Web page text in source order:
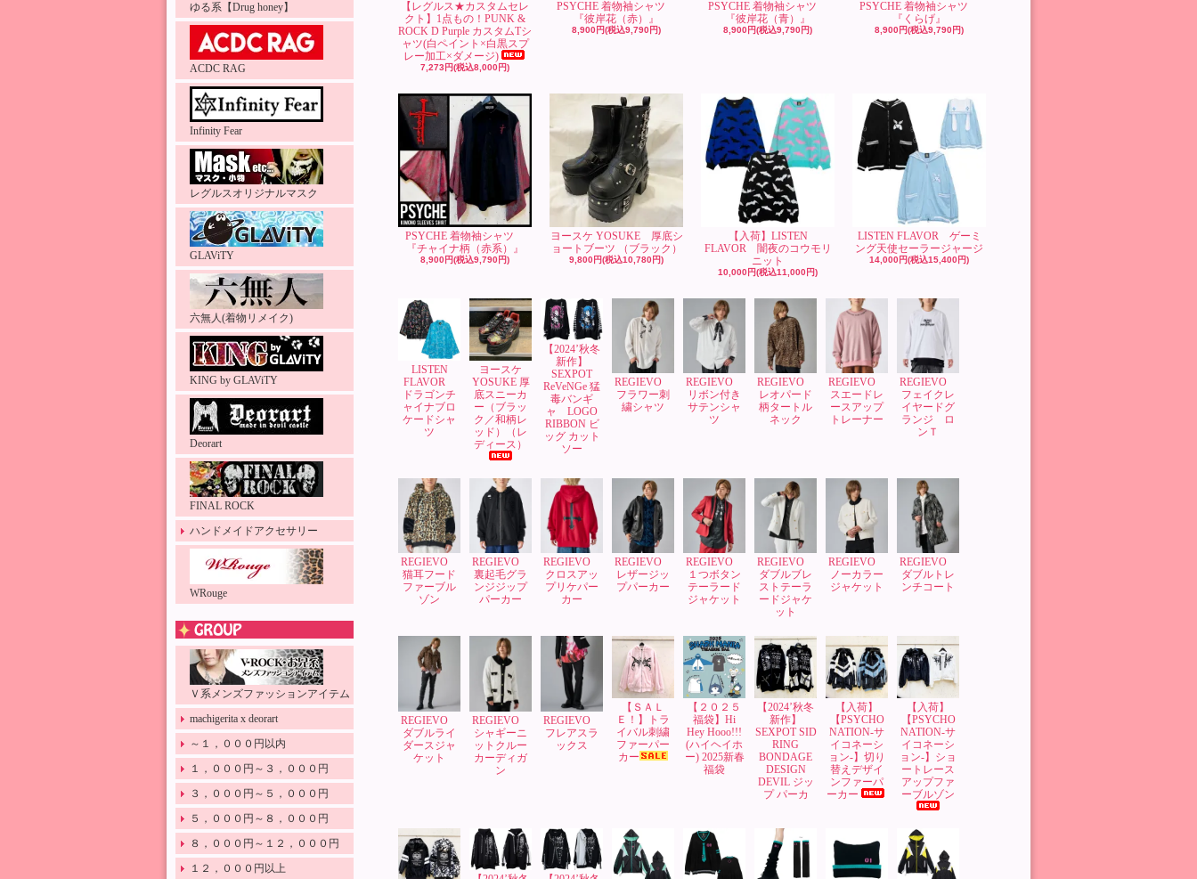
ゆる系【Drug honey】
ACDC RAG
Infinity Fear
レグルスオリジナルマスク
GLAViTY
六無人(着物リメイク)
KING by GLAViTY
Deorart
FINAL ROCK
ハンドメイドアクセサリー
WRouge
Ｖ系メンズファッションアイテム
machigerita x deorart
～１，０００円以内
１，０００円～３，０００円
３，０００円～５，０００円
５，０００円～８，０００円
８，０００円～１２，０００円
１２，０００円以上
【レグルス★カスタムセレ
クト】1点もの！PUNK &
ROCK D Purple カスタムTシ
ャツ(白ペイント×白黒スプ
レー加工×ダメージ)
7,273円(税込8,000円)
PSYCHE 着物袖シャツ
『彼岸花（赤）』
8,900円(税込9,790円)
PSYCHE 着物袖シャツ
『彼岸花（青）』
8,900円(税込9,790円)
PSYCHE 着物袖シャツ
『くらげ』
8,900円(税込9,790円)
PSYCHE 着物袖シャツ
『チャイナ柄（赤系）』
8,900円(税込9,790円)
ヨースケ YOSUKE 厚底シ
ョートブーツ （ブラック）
9,800円(税込10,780円)
【入荷】LISTEN
FLAVOR 闇夜のコウモリ
ニット
10,000円(税込11,000円)
LISTEN FLAVOR ゲーミ
ング天使セーラージャージ
14,000円(税込15,400円)
LISTEN
FLAVOR
ドラゴンチ
ャイナブロ
ケードシャ
ツ
ヨースケ
YOSUKE 厚
底スニーカ
ー（ブラッ
ク／和柄レ
ッド）（レ
ディース）
【2024’秋冬
新作】
SEXPOT
ReVeNGe 猛
毒バンギ
ャ LOGO
RIBBON ビ
ッグ カット
ソー
REGIEVO
フラワー刺
繍シャツ
REGIEVO
リボン付き
サテンシャ
ツ
REGIEVO
レオパード
柄タートル
ネック
REGIEVO
スエードレ
ースアップ
トレーナー
REGIEVO
フェイクレ
イヤードグ
ランジ ロ
ンＴ
REGIEVO
猫耳フード
ファーブル
ゾン
REGIEVO
裏起毛グラ
ンジジップ
パーカー
REGIEVO
クロスアッ
プリケパー
カー
REGIEVO
レザージッ
プパーカー
REGIEVO
１つボタン
テーラード
ジャケット
REGIEVO
ダブルブレ
ストテーラ
ードジャケ
ット
REGIEVO
ノーカラー
ジャケット
REGIEVO
ダブルトレ
ンチコート
REGIEVO
ダブルライ
ダースジャ
ケット
REGIEVO
シャギーニ
ットクルー
カーディガ
ン
REGIEVO
フレアスラ
ックス
【ＳＡＬ
Ｅ！】トラ
イバル刺繍
ファーパー
カー
【２０２５
福袋】Hi
Hey Hooo!!!
(ハイヘイホ
ー) 2025新春
福袋
【2024’秋冬
新作】
SEXPOT SID
RING
BONDAGE
DESIGN
DEVIL ジッ
プ パーカ
【入荷】
【PSYCHO
NATION-サ
イコネーシ
ョン-】切り
替えデザイ
ンファーパ
ーカー
【入荷】
【PSYCHO
NATION-サ
イコネーシ
ョン-】ショ
ートレース
アップファ
ーブルゾン